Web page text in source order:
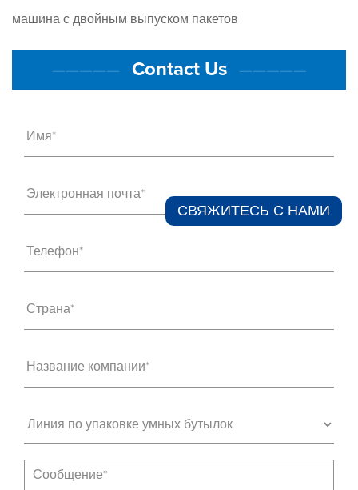
машина с двойным выпуском пакетов
————— Contact Us —————
Имя*
Электронная почта*
Телефон*
Страна*
Название компании*
СВЯЖИТЕСЬ С НАМИ​